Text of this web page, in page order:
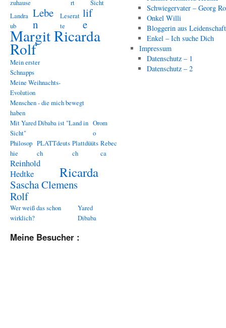
zuhause rt
Sicht
Landra
ub
Lebe
n
Leserat
te
lif
e
Margit Ricarda
Rolf
Mein erster
Schnapps
Meine Weihnachts-
Evolution
Menschen - die mich bewegt
haben
Mit Yared Dibaba ist "Land in
Sicht"
Orom
o
Philosop
hie
PLATTdeuts
ch
Plattdüüts
ch
Rebec
ca
Reinhold
Hedtke
Ricarda
Sascha Clemens
Rolf
Wer weiß das schon
wirklich?
Yared
Dibaba
Meine Besucher :
Schwiegervater – Georg
Onkel Willi
Bloggerin aus Leidenschaft
Enkel – Ich suche Dich
Impressum
Datenschutz – 1
Datenschutz – 2